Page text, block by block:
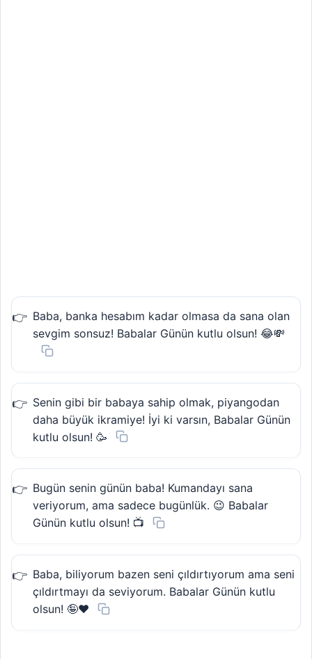
Baba, banka hesabım kadar olmasa da sana olan
sevgim sonsuz! Babalar Günün kutlu olsun! 😂💸
Senin gibi bir babaya sahip olmak, piyangodan
daha büyük ikramiye! İyi ki varsın, Babalar Günün
kutlu olsun! 🥳
Bugün senin günün baba! Kumandayı sana
veriyorum, ama sadece bugünlük. 😉 Babalar
Günün kutlu olsun! 📺
Baba, biliyorum bazen seni çıldırtıyorum ama seni
çıldırtmayı da seviyorum. Babalar Günün kutlu
olsun! 🤪❤️